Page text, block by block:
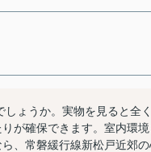
ょうか。実物を見ると全く
が確保できます。室内環境
、常磐緩行線新松戸近郊